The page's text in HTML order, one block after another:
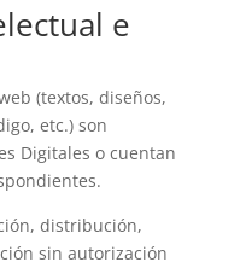
e
(textos, diseños,
etc.) son
Digitales o cuentan
distribución,
sin autorización